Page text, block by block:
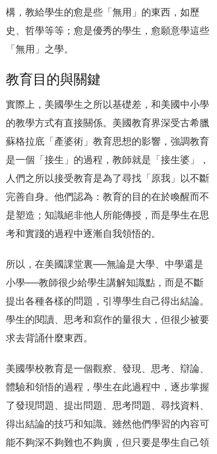
構，教給學生的愈是些「無用」的東西，如歷
史、哲學等等；愈是優秀的學生，愈願意學這些
「無用」之學。
教育目的與關鍵
實際上，美國學生之所以基礎差，和美國中小學
的教學方式有直接關係。美國教育界深受古希臘
蘇格拉底「產婆術」教育思想的影響，強調教育
是一個「接生」的過程，教師就是「接生婆」，
人們之所以接受教育是為了尋找「原我」以不斷
完善自身。他們認為：教育的目的在於喚醒而不
是塑造；知識絕非他人所能傳授，而是學生在思
考和實踐的過程中逐漸自我領悟的。
所以，在美國課堂裏──無論是大學、中學還是
小學──教師很少給學生講解知識點，而是不斷
提出各種各樣的問題，引導學生自己得出結論。
學生的閱讀、思考和寫作的量很大，但很少被要
求去背誦什麼東西。
美國學校教育是一個觀察、發現、思考、辯論、
體驗和領悟的過程，學生在此過程中，逐步掌握
了發現問題、提出問題、思考問題、尋找資料、
得出結論的技巧和知識。雖然他們學習的內容可
能不夠深不夠難也不夠廣，但只要是學生自己領